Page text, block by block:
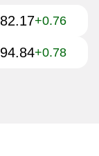
82.17+0.76
94.84+0.78